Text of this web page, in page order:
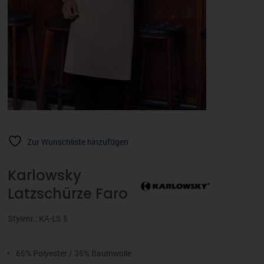
Zur Wunschliste hinzufügen
Karlowsky
Latzschürze Faro
Stylenr.: KA-LS 5
65% Polyester / 35% Baumwolle